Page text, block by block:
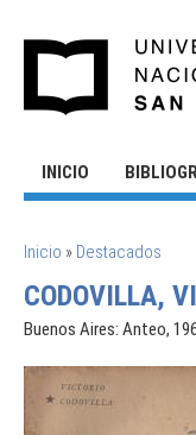
INICIO
SE ENCUENTRA USTED
Inicio » Destacados
CODOVILLA,
Buenos Aires: Anteo,